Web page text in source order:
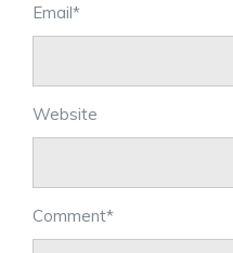
Email*
Website
Comment*